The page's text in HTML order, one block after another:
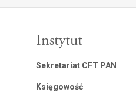
Instytut
Sekretariat CFT PAN
Księgowość